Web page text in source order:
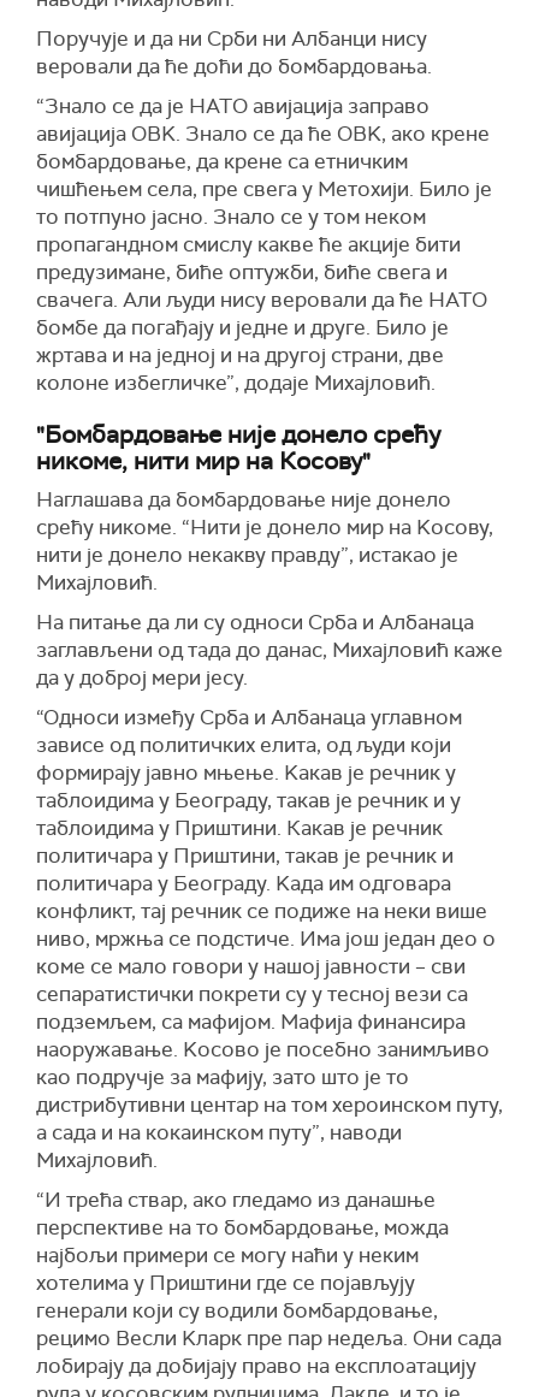
Поручује и да ни Срби ни Албанци нису
веровали да ће доћи до бомбардовања.
“Знало се да је НАТО авијација заправо
авијација ОВK. Знало се да ће ОВK, ако крене
бомбардовање, да крене са етничким
чишћењем села, пре свега у Метохији. Било је
то потпуно јасно. Знало се у том неком
пропагандном смислу какве ће акције бити
предузимане, биће оптужби, биће свега и
свачега. Али људи нису веровали да ће НАТО
бомбе да погађају и једне и друге. Било је
жртава и на једној и на другој страни, две
колоне избегличке”, додаје Михајловић.
"Бомбардовање није донело срећу
никоме, нити мир на Косову"
Наглашава да бомбардовање није донело
срећу никоме. “Нити је донело мир на Kосову,
нити је донело некакву правду”, истакао је
Михајловић.
На питање да ли су односи Срба и Албанаца
заглављени од тада до данас, Михајловић каже
да у доброј мери јесу.
“Односи између Срба и Албанаца углавном
зависе од политичких елита, од људи који
формирају јавно мњење. Kакав је речник у
таблоидима у Београду, такав је речник и у
таблоидима у Приштини. Какав је речник
политичара у Приштини, такав је речник и
политичара у Београду. Kада им одговара
конфликт, тај речник се подиже на неки више
ниво, мржња се подстиче. Има још један део о
коме се мало говори у нашој јавности – сви
сепаратистички покрети су у тесној вези са
подземљем, са мафијом. Мафија финансира
наоружавање. Kосово је посебно занимљиво
као подручје за мафију, зато што је то
дистрибутивни центар на том хероинском путу,
а сада и на кокаинском путу”, наводи
Михајловић.
“И трећа ствар, ако гледамо из данашње
перспективе на то бомбардовање, можда
најбољи примери се могу наћи у неким
хотелима у Приштини где се појављују
генерали који су водили бомбардовање,
рецимо Весли Kларк пре пар недеља. Они сада
лобирају да добијају право на експлоатацију